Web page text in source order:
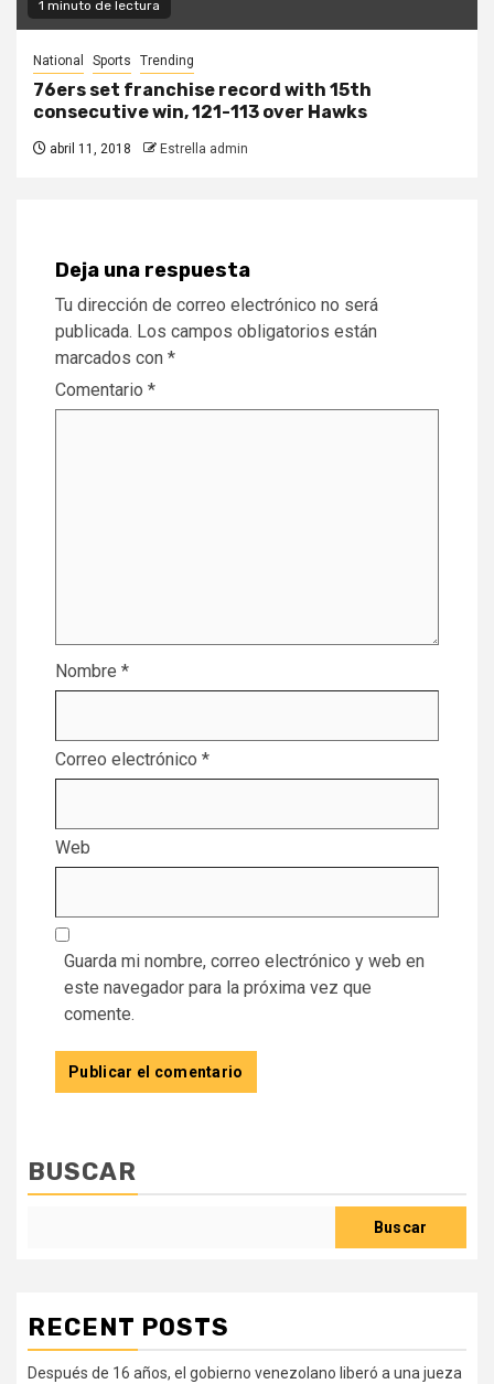
1 minuto de lectura
National Sports Trending
76ers set franchise record with 15th
consecutive win, 121-113 over Hawks
abril 11, 2018 Estrella admin
Deja una respuesta
Tu dirección de correo electrónico no será
publicada. Los campos obligatorios están
marcados con *
Comentario *
Nombre *
Correo electrónico *
Web
Guarda mi nombre, correo electrónico y web en
este navegador para la próxima vez que
comente.
BUSCAR
Buscar
RECENT POSTS
Después de 16 años, el gobierno venezolano liberó a una jueza